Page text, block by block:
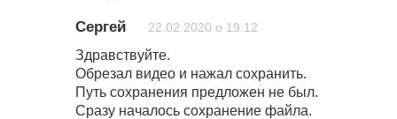
Сергей 22.02.2020 о 19:12
Здравствуйте.
Обрезал видео и нажал сохранить.
Путь сохранения предложен не был.
Сразу началось сохранение файла.